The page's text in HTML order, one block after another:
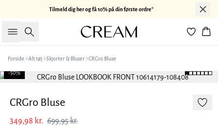
Tilmeld dig her og få 10% på din første ordre*
Søg
Forside Alt tøj Skjorter & Bluser CRGro Bluse
-50%
CRGro Bluse
349,98 kr. 699,95 kr.